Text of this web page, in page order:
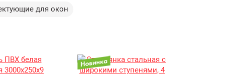
для окон